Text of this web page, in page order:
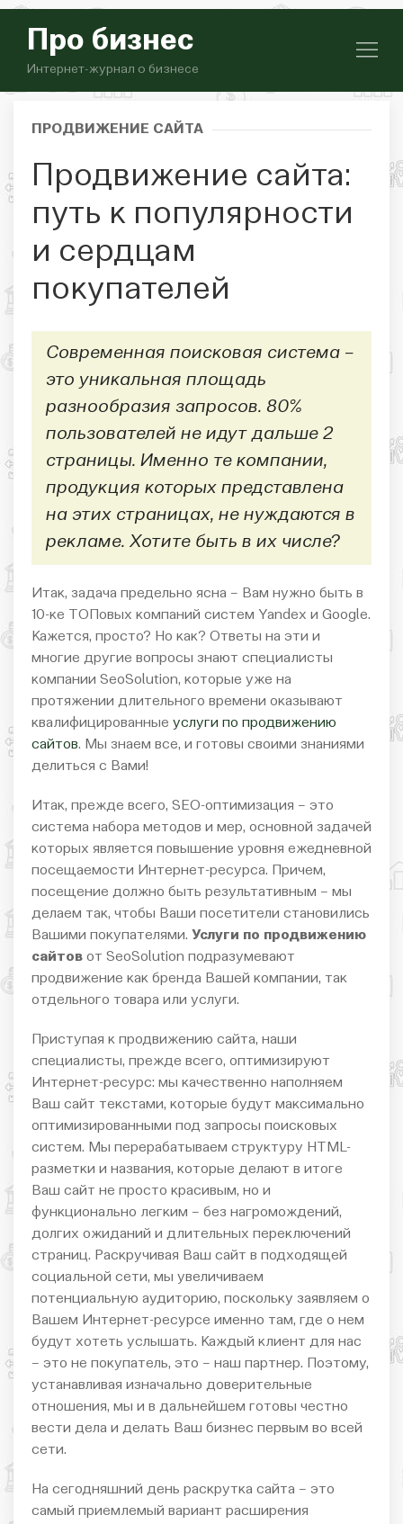
Про бизнес
Интернет-журнал о бизнесе
ПРОДВИЖЕНИЕ САЙТА
Продвижение сайта:
путь к популярности
и сердцам
покупателей
Современная поисковая система –
это уникальная площадь
разнообразия запросов. 80%
пользователей не идут дальше 2
страницы. Именно те компании,
продукция которых представлена
на этих страницах, не нуждаются в
рекламе. Хотите быть в их числе?
Итак, задача предельно ясна – Вам нужно быть в
10-ке ТОПовых компаний систем Yandex и Google.
Кажется, просто? Но как? Ответы на эти и
многие другие вопросы знают специалисты
компании SeoSolution, которые уже на
протяжении длительного времени оказывают
квалифицированные услуги по продвижению
сайтов. Мы знаем все, и готовы своими знаниями
делиться с Вами!
Итак, прежде всего, SEO-оптимизация – это
система набора методов и мер, основной задачей
которых является повышение уровня ежедневной
посещаемости Интернет-ресурса. Причем,
посещение должно быть результативным – мы
делаем так, чтобы Ваши посетители становились
Вашими покупателями. Услуги по продвижению
сайтов от SeoSolution подразумевают
продвижение как бренда Вашей компании, так
отдельного товара или услуги.
Приступая к продвижению сайта, наши
специалисты, прежде всего, оптимизируют
Интернет-ресурс: мы качественно наполняем
Ваш сайт текстами, которые будут максимально
оптимизированными под запросы поисковых
систем. Мы перерабатываем структуру HTML-
разметки и названия, которые делают в итоге
Ваш сайт не просто красивым, но и
функционально легким – без нагромождений,
долгих ожиданий и длительных переключений
страниц. Раскручивая Ваш сайт в подходящей
социальной сети, мы увеличиваем
потенциальную аудиторию, поскольку заявляем о
Вашем Интернет-ресурсе именно там, где о нем
будут хотеть услышать. Каждый клиент для нас
– это не покупатель, это – наш партнер. Поэтому,
устанавливая изначально доверительные
отношения, мы и в дальнейшем готовы честно
вести дела и делать Ваш бизнес первым во всей
сети.
На сегодняшний день раскрутка сайта – это
самый приемлемый вариант расширения